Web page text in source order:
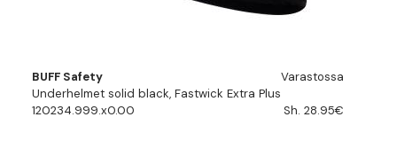
BUFF Safety
Varastossa
Underhelmet solid black, Fastwick Extra Plus
120234.999.x0.00
Sh. 28.95€